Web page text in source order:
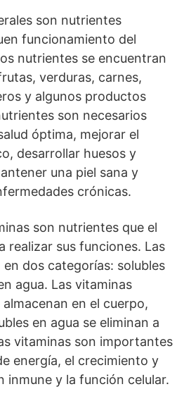
son nutrientes
funcionamiento del
nutrientes se encuentran
verduras, carnes,
y algunos productos
son necesarios
óptima, mejorar el
desarrollar huesos y
una piel sana y
crónicas.
son nutrientes que el
realizar sus funciones. Las
dos categorías: solubles
agua. Las vitaminas
en el cuerpo,
en agua se eliminan a
vitaminas son importantes
energía, el crecimiento y
inmune y la función celular.